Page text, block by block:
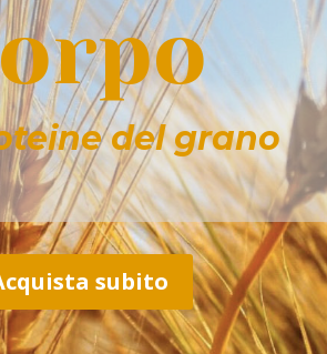
del grano
subito